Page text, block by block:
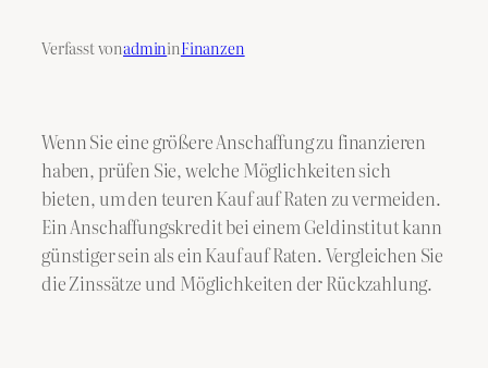
Verfasst vonadmininFinanzen
Wenn Sie eine größere Anschaffung zu finanzieren
haben, prüfen Sie, welche Möglichkeiten sich
bieten, um den teuren Kauf auf Raten zu vermeiden.
Ein Anschaffungskredit bei einem Geldinstitut kann
günstiger sein als ein Kauf auf Raten. Vergleichen Sie
die Zinssätze und Möglichkeiten der Rückzahlung.